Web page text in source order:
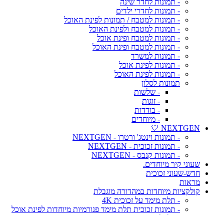
- תמונות לחדר שינה
- תמונות לחדרי ילדים
- תמונות למטבח / תמונות לפינת האוכל
- תמונות למטבח ולפינת האוכל
- תמונות למטבח ופינת אוכל
- תמונות למטבח ופינת האוכל
- תמונות למשרד
- תמונות לפינת אוכל
- תמונות לפינת האוכל
תמונות לסלון
- שלשות
- זוגות
- בודדות
- מיוחדים
NEXTGEN 🤍
- תמונות וינטג' ורטרו - NEXTGEN
- תמונות זכוכית - NEXTGEN
- תמונות קנבס - NEXTGEN
שעוני קיר מיוחדים.
חדש-שעוני זכוכית
מראות
קולקציות מיוחדות במהדורה מוגבלת
- תלת מימד על זכוכית 4K
- תמונות זכוכית תלת מימד פנורמיות מיוחדות לפינת אוכל